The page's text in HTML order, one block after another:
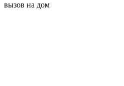
вызов на дом